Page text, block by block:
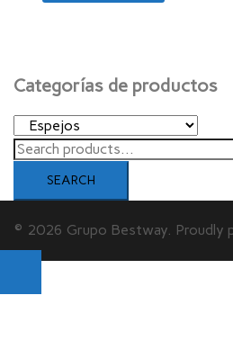
Categorías de productos
Search
SEARCH
© 2026 Grupo Bestway. Proudly